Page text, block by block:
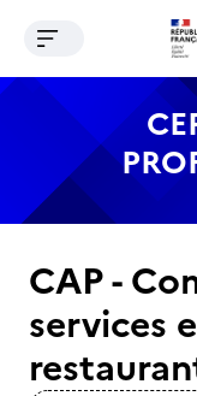
ContenuOuvrir le
CAP -
services